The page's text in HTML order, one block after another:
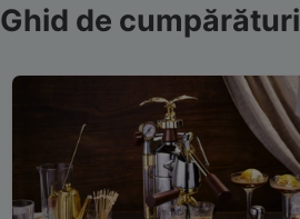
Ghid de cumpărături